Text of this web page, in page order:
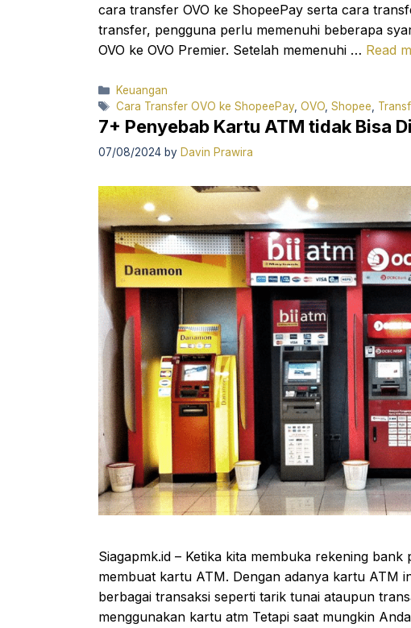
cara transfer OVO ke ShopeePay serta cara
transfer, pengguna perlu memenuhi beberapa
OVO ke OVO Premier. Setelah memenuhi … Read
Categories
Keuangan
Tags
Cara Transfer OVO ke ShopeePay, OVO, Shopee
7+ Penyebab Kartu ATM tidak Bisa
07/08/2024 by Davin Prawira
Siagapmk.id – Ketika kita membuka rekening
membuat kartu ATM. Dengan adanya kartu ATM
berbagai transaksi seperti tarik tunai ataupun
menggunakan kartu atm Tetapi saat mungkin